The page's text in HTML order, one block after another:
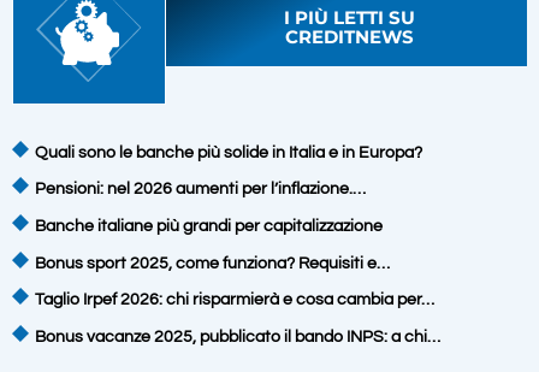
I PIÙ LETTI SU
CREDITNEWS
Quali sono le banche più solide in Italia e in Europa?
Pensioni: nel 2026 aumenti per l’inflazione.…
Banche italiane più grandi per capitalizzazione
Bonus sport 2025, come funziona? Requisiti e…
Taglio Irpef 2026: chi risparmierà e cosa cambia per…
Bonus vacanze 2025, pubblicato il bando INPS: a chi…